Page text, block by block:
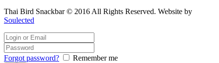
Thai Bird Snackbar © 2016 All Rights Reserved. Website by
Soulected
Forgot password? Remember me